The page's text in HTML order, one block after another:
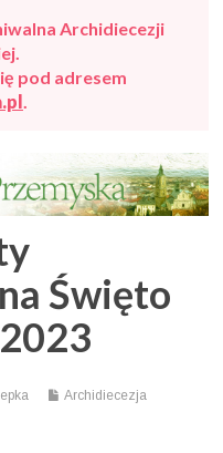
Archidiecezji
pod adresem
.
Święto
Archidiecezja